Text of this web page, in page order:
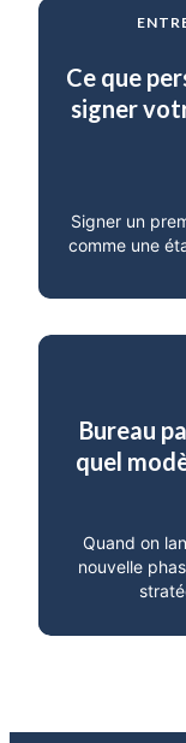
Ce que
signer
Signer un
comme une
Bureau
quel
Quand on
nouvelle